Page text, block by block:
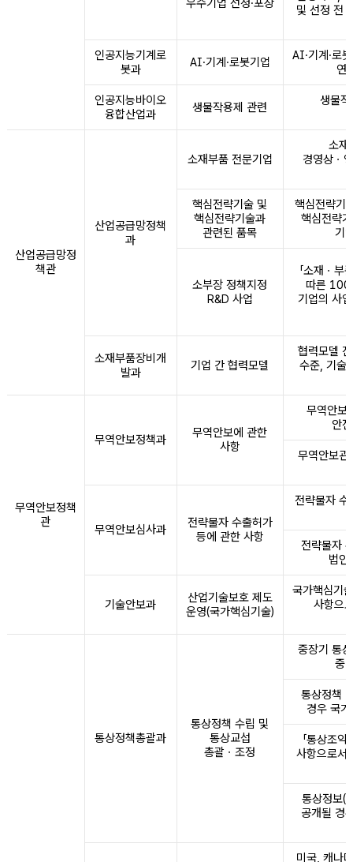
우수기업 선정·포상
및 선정 전
인공지능기계로
봇과
AI·기계·로봇기업
AI·기계·로
연
인공지능바이오
융합산업과
생물작용제 관련
생물
산업공급망정
책관
산업공급망정책
과
소재부품 전문기업
소재
경영상ㆍ
핵심전략기술 및
핵심전략기술과
관련된 품목
핵심전략기
핵심전략
기
소부장 정책지정
R&D 사업
「소재ㆍ
따른 100
기업의 사
소재부품장비개
발과
기업 간 협력모델
협력모델
수준, 기술
무역안보정책
관
무역안보정책과
무역안보에 관한
사항
무역안보
안
무역안보관
무역안보심사과
전략물자 수출허가
등에 관한 사항
전략물자 수
전략물자
법인
기술안보과
산업기술보호 제도
운영(국가핵심기술)
국가핵심기
사항으
통상정책총괄과
통상정책 수립 및
통상교섭
총괄ㆍ조정
중장기 통
중
통상정책
경우 국
「통상조
사항으로서
통상정보(
공개될 경
미국, 캐나